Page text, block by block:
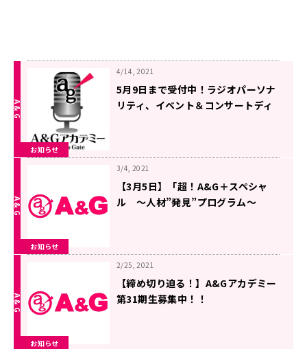
お知らせ
4/14, 2021
5月9日まで受付中！ラジオパーソナ
リティ、イベント＆コンサートディ
お知らせ
3/4, 2021
【3月5日】「超！A&G＋スペシャ
ル ～人材”発見”プログラム～
お知らせ
2/25, 2021
【締め切り迫る！】A&Gアカデミー
第31期生募集中！！